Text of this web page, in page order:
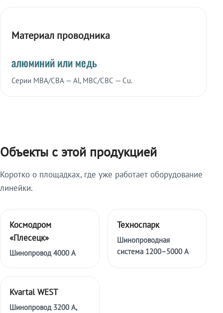
Материал проводника
алюминий или медь
Серии МВА/СВА — Al, МВС/СВС — Cu.
Объекты с этой продукцией
Коротко о площадках, где уже работает оборудование
линейки.
Космодром
«Плесецк»
Шинопровод 4000 А
Техноспарк
Шинопроводная
система 1200–5000 А
Kvartal WEST
Шинопровод 3200 А,